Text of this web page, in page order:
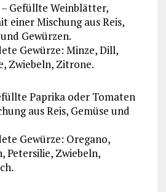
Gefüllte Weinblätter,
einer Mischung aus Reis,
Gewürzen.
Gewürze: Minze, Dill,
Zwiebeln, Zitrone.
Paprika oder Tomaten
aus Reis, Gemüse und
Gewürze: Oregano,
Petersilie, Zwiebeln,